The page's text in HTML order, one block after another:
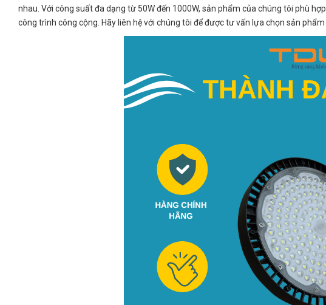
nhau. Với công suất đa dạng từ 50W đến 1000W, sản phẩm của chúng tôi phù
công trình công cộng. Hãy liên hệ với chúng tôi để được tư vấn lựa chọn sản phẩm